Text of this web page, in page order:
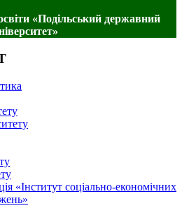
«Подільський державний
«Інститут соціально-економічних